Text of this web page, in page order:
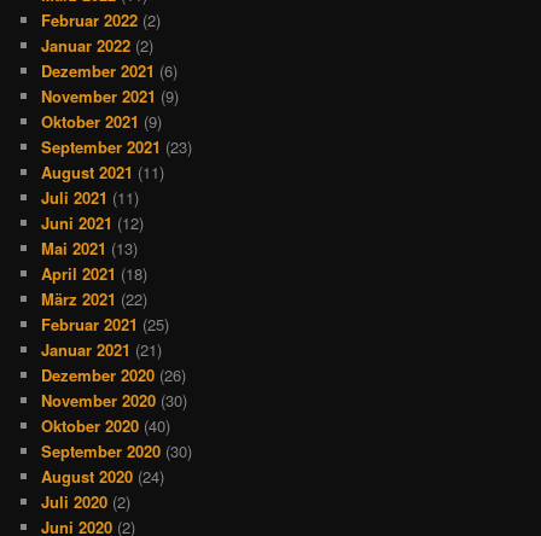
Februar 2022 (2)
Januar 2022 (2)
Dezember 2021 (6)
November 2021 (9)
Oktober 2021 (9)
September 2021 (23)
August 2021 (11)
Juli 2021 (11)
Juni 2021 (12)
Mai 2021 (13)
April 2021 (18)
März 2021 (22)
Februar 2021 (25)
Januar 2021 (21)
Dezember 2020 (26)
November 2020 (30)
Oktober 2020 (40)
September 2020 (30)
August 2020 (24)
Juli 2020 (2)
Juni 2020 (2)